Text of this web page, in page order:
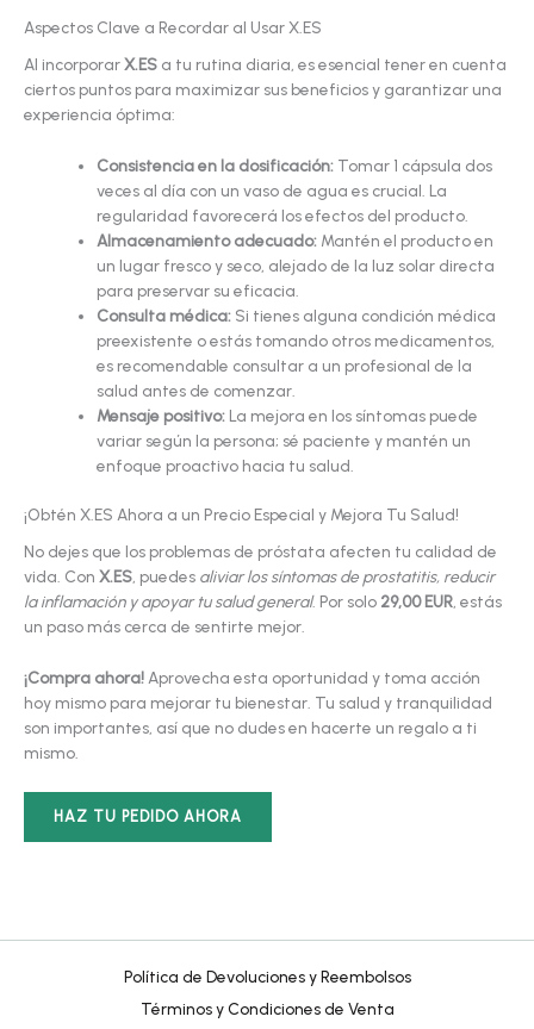
Aspectos Clave a Recordar al Usar X.ES
Al incorporarX.ES a tu rutina diaria, es esencial tener en cuenta
ciertos puntos para maximizar sus beneficios y garantizar una
experiencia óptima:
Consistencia en la dosificación: Tomar 1 cápsula dos
veces al día con un vaso de agua es crucial. La
regularidad favorecerá los efectos del producto.
Almacenamiento adecuado: Mantén el producto en
un lugar fresco y seco, alejado de la luz solar directa
para preservar su eficacia.
Consulta médica: Si tienes alguna condición médica
preexistente o estás tomando otros medicamentos,
es recomendable consultar a un profesional de la
salud antes de comenzar.
Mensaje positivo: La mejora en los síntomas puede
variar según la persona; sé paciente y mantén un
enfoque proactivo hacia tu salud.
¡Obtén X.ES Ahora a un Precio Especial y Mejora Tu Salud!
No dejes que los problemas de próstata afecten tu calidad de
vida. Con X.ES , puedes aliviar los síntomas de prostatitis, reducir
la inflamación y apoyar tu salud general. Por solo 29,00 EUR , estás
un paso más cerca de sentirte mejor.
¡Compra ahora! Aprovecha esta oportunidad y toma acción
hoy mismo para mejorar tu bienestar. Tu salud y tranquilidad
son importantes, así que no dudes en hacerte un regalo a ti
mismo.
HAZ TU PEDIDO AHORA
Política de Devoluciones y Reembolsos
Términos y Condiciones de Venta